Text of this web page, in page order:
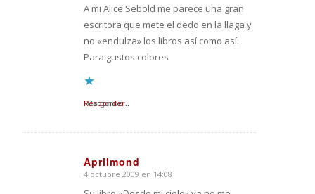
A mi Alice Sebold me parece una gran
escritora que mete el dedo en la llaga y
no «endulza» los libros así como así.
Para gustos colores
Cargando...
Responder
Aprilmond
Dice:
4 octubre 2009 en 14:08